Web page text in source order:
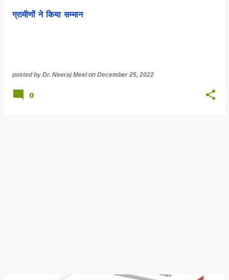
ग्रामीणों ने किया सम्मान
posted by Dr. Neeraj Meel on December 25, 2022
0